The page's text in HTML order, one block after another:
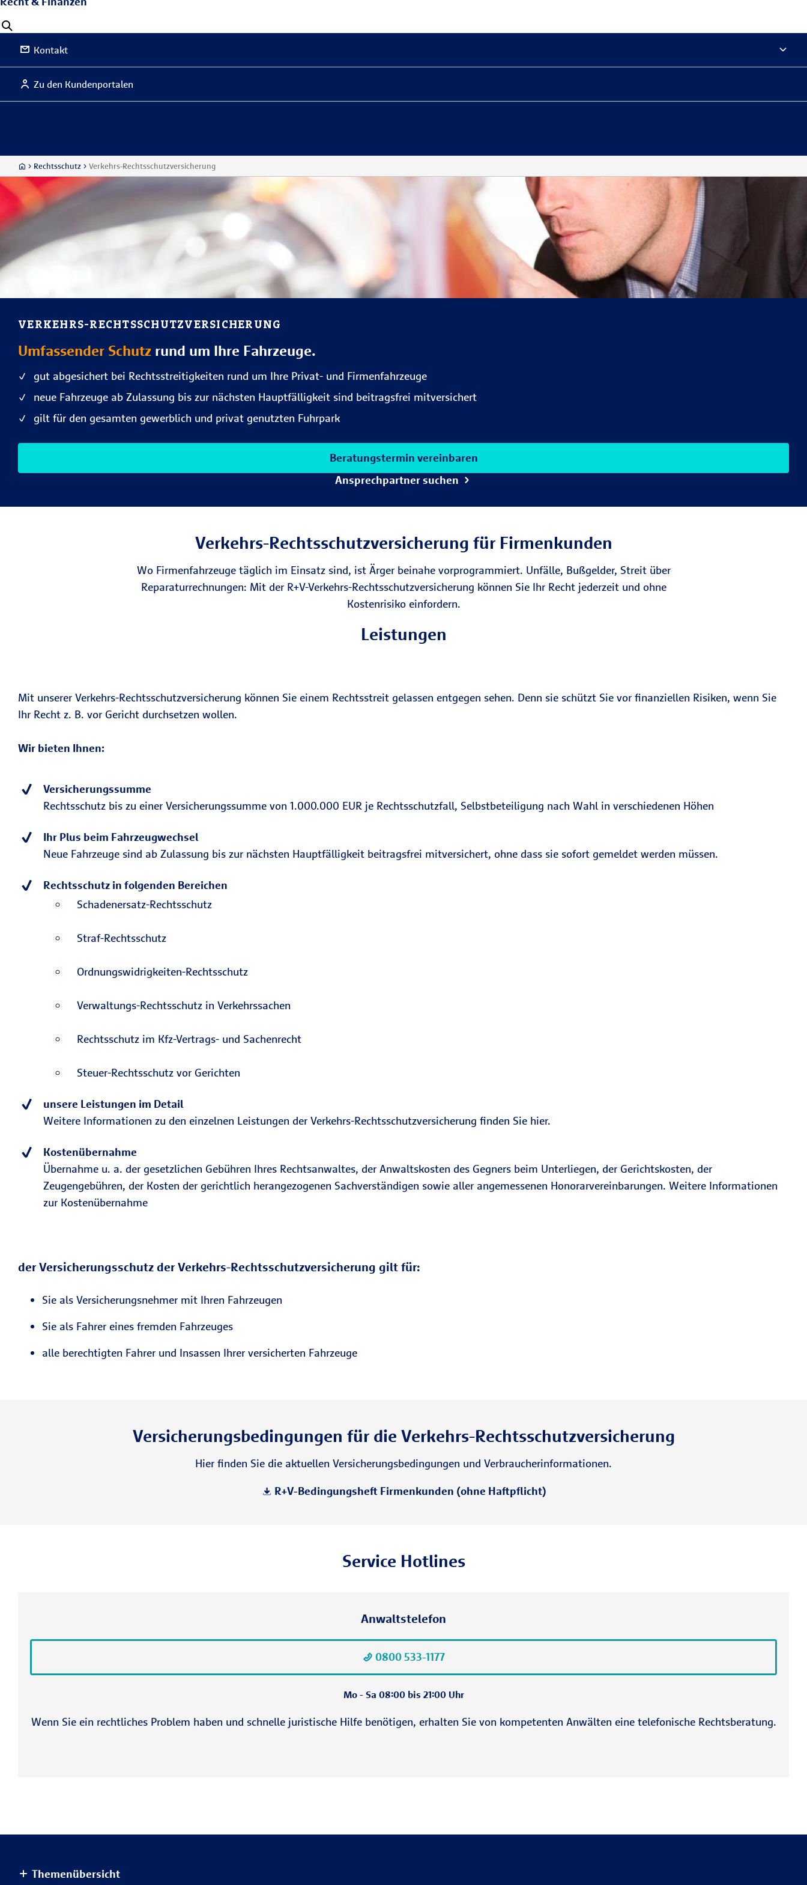
Kontakt
Zu den Kundenportalen
Rechtsschutz Verkehrs-Rechtsschutzversicherung
VERKEHRS-RECHTSSCHUTZ­VERSICHERUNG
Umfassender Schutz rund um Ihre Fahrzeuge.
gut abgesichert bei Rechtsstreitigkeiten rund um Ihre Privat- und Firmenfahrzeuge
neue Fahrzeuge ab Zulassung bis zur nächsten Hauptfälligkeit sind beitragsfrei mitversichert
gilt für den gesamten gewerblich und privat genutzten Fuhrpark
Beratungstermin vereinbaren
Ansprechpartner suchen
Verkehrs-Rechtsschutz­versicherung für Firmenkunden
Wo Firmenfahrzeuge täglich im Einsatz sind, ist Ärger beinahe vorprogrammiert. Unfälle, Bußgelder, Streit über
Reparaturrechnungen: Mit der R+V-Verkehrs-Rechtsschutzversicherung können Sie Ihr Recht jederzeit und ohne
Kostenrisiko einfordern.
Leistungen
Mit unserer Verkehrs-Rechtsschutzversicherung können Sie einem Rechtsstreit gelassen entgegen sehen. Denn sie schützt Sie vor finanziellen Risiken, wenn Sie
Ihr Recht z. B. vor Gericht durchsetzen wollen.
Wir bieten Ihnen:
Versicherungssumme
Rechtsschutz bis zu einer Versicherungssumme von 1.000.000 EUR je Rechtsschutzfall, Selbstbeteiligung nach Wahl in verschiedenen Höhen
Ihr Plus beim Fahrzeugwechsel
Neue Fahrzeuge sind ab Zulassung bis zur nächsten Hauptfälligkeit beitragsfrei mitversichert, ohne dass sie sofort gemeldet werden müssen.
Rechtsschutz in folgenden Bereichen
Schadenersatz-Rechtsschutz
Straf-Rechtsschutz
Ordnungswidrigkeiten-Rechtsschutz
Verwaltungs-Rechtsschutz in Verkehrssachen
Rechtsschutz im Kfz-Vertrags- und Sachenrecht
Steuer-Rechtsschutz vor Gerichten
unsere Leistungen im Detail
Weitere Informationen zu den einzelnen Leistungen der Verkehrs-Rechtsschutzversicherung finden Sie hier.
Kostenübernahme
Übernahme u. a. der gesetzlichen Gebühren Ihres Rechtsanwaltes, der Anwaltskosten des Gegners beim Unterliegen, der Gerichtskosten, der
Zeugengebühren, der Kosten der gerichtlich herangezogenen Sachverständigen sowie aller angemessenen Honorarvereinbarungen. Weitere Informationen
zur Kostenübernahme
der Versicherungsschutz der Verkehrs-Rechtsschutzversicherung gilt für:
Sie als Versicherungsnehmer mit Ihren Fahrzeugen
Sie als Fahrer eines fremden Fahrzeuges
alle berechtigten Fahrer und Insassen Ihrer versicherten Fahrzeuge
Versicherungsbedingungen für die Verkehrs-Rechtsschutzversicherung
Hier finden Sie die aktuellen Versicherungsbedingungen und Verbraucherinformationen.
R+V-Bedingungsheft Firmenkunden (ohne Haftpflicht)
Service Hotlines
Anwaltstelefon
0800 533-1177
Mo - Sa 08:00 bis 21:00 Uhr
Wenn Sie ein rechtliches Problem haben und schnelle juristische Hilfe benötigen, erhalten Sie von kompetenten Anwälten eine telefonische Rechtsberatung.
Themenübersicht